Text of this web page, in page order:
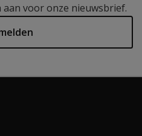
voor onze nieuwsbrief.